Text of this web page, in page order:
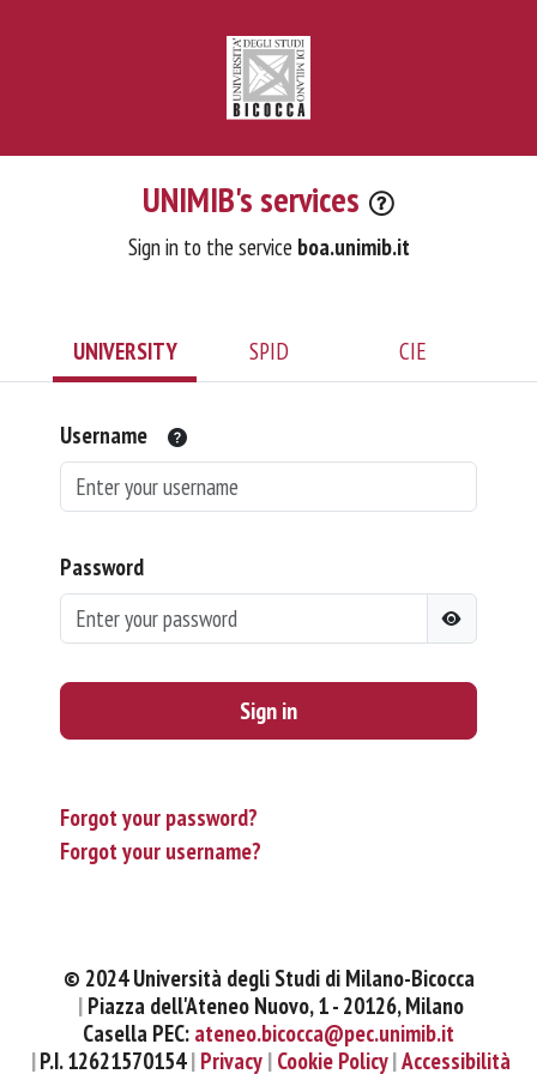
UNIMIB's services
Sign in to the service boa.unimib.it
UNIVERSITY SPID CIE
Username
Password
Sign in
Forgot your password?
Forgot your username?
© 2024 Università degli Studi di Milano-Bicocca
Piazza dell'Ateneo Nuovo, 1 - 20126, Milano
Casella PEC: ateneo.bicocca@pec.unimib.it
P.I. 12621570154 Privacy Cookie Policy Accessibilità